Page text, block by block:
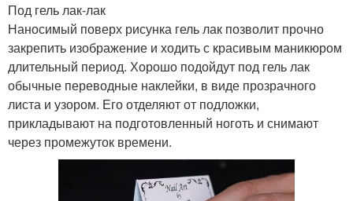
Под гель лак-лак
Наносимый поверх рисунка гель лак позволит прочно
закрепить изображение и ходить с красивым маникюром
длительный период. Хорошо подойдут под гель лак
обычные переводные наклейки, в виде прозрачного
листа и узором. Его отделяют от подложки,
прикладывают на подготовленный ноготь и снимают
через промежуток времени.